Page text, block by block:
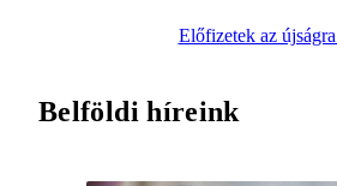
Előfizetek az újságra
Belföldi híreink